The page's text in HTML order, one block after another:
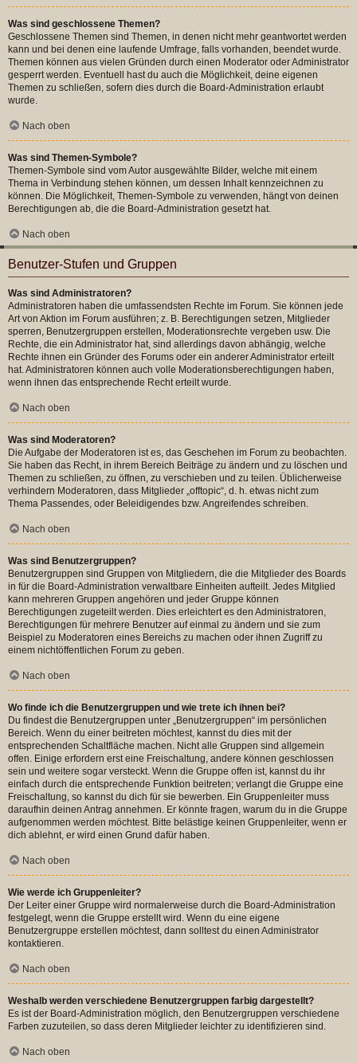
Was sind geschlossene Themen?
Geschlossene Themen sind Themen, in denen nicht mehr geantwortet werden
kann und bei denen eine laufende Umfrage, falls vorhanden, beendet wurde.
Themen können aus vielen Gründen durch einen Moderator oder Administrator
gesperrt werden. Eventuell hast du auch die Möglichkeit, deine eigenen
Themen zu schließen, sofern dies durch die Board-Administration erlaubt
wurde.
Nach oben
Was sind Themen-Symbole?
Themen-Symbole sind vom Autor ausgewählte Bilder, welche mit einem
Thema in Verbindung stehen können, um dessen Inhalt kennzeichnen zu
können. Die Möglichkeit, Themen-Symbole zu verwenden, hängt von deinen
Berechtigungen ab, die die Board-Administration gesetzt hat.
Nach oben
Benutzer-Stufen und Gruppen
Was sind Administratoren?
Administratoren haben die umfassendsten Rechte im Forum. Sie können jede
Art von Aktion im Forum ausführen; z. B. Berechtigungen setzen, Mitglieder
sperren, Benutzergruppen erstellen, Moderationsrechte vergeben usw. Die
Rechte, die ein Administrator hat, sind allerdings davon abhängig, welche
Rechte ihnen ein Gründer des Forums oder ein anderer Administrator erteilt
hat. Administratoren können auch volle Moderationsberechtigungen haben,
wenn ihnen das entsprechende Recht erteilt wurde.
Nach oben
Was sind Moderatoren?
Die Aufgabe der Moderatoren ist es, das Geschehen im Forum zu beobachten.
Sie haben das Recht, in ihrem Bereich Beiträge zu ändern und zu löschen und
Themen zu schließen, zu öffnen, zu verschieben und zu teilen. Üblicherweise
verhindern Moderatoren, dass Mitglieder „offtopic“, d. h. etwas nicht zum
Thema Passendes, oder Beleidigendes bzw. Angreifendes schreiben.
Nach oben
Was sind Benutzergruppen?
Benutzergruppen sind Gruppen von Mitgliedern, die die Mitglieder des Boards
in für die Board-Administration verwaltbare Einheiten aufteilt. Jedes Mitglied
kann mehreren Gruppen angehören und jeder Gruppe können
Berechtigungen zugeteilt werden. Dies erleichtert es den Administratoren,
Berechtigungen für mehrere Benutzer auf einmal zu ändern und sie zum
Beispiel zu Moderatoren eines Bereichs zu machen oder ihnen Zugriff zu
einem nichtöffentlichen Forum zu geben.
Nach oben
Wo finde ich die Benutzergruppen und wie trete ich ihnen bei?
Du findest die Benutzergruppen unter „Benutzergruppen“ im persönlichen
Bereich. Wenn du einer beitreten möchtest, kannst du dies mit der
entsprechenden Schaltfläche machen. Nicht alle Gruppen sind allgemein
offen. Einige erfordern erst eine Freischaltung, andere können geschlossen
sein und weitere sogar versteckt. Wenn die Gruppe offen ist, kannst du ihr
einfach durch die entsprechende Funktion beitreten; verlangt die Gruppe eine
Freischaltung, so kannst du dich für sie bewerben. Ein Gruppenleiter muss
daraufhin deinen Antrag annehmen. Er könnte fragen, warum du in die Gruppe
aufgenommen werden möchtest. Bitte belästige keinen Gruppenleiter, wenn er
dich ablehnt, er wird einen Grund dafür haben.
Nach oben
Wie werde ich Gruppenleiter?
Der Leiter einer Gruppe wird normalerweise durch die Board-Administration
festgelegt, wenn die Gruppe erstellt wird. Wenn du eine eigene
Benutzergruppe erstellen möchtest, dann solltest du einen Administrator
kontaktieren.
Nach oben
Weshalb werden verschiedene Benutzergruppen farbig dargestellt?
Es ist der Board-Administration möglich, den Benutzergruppen verschiedene
Farben zuzuteilen, so dass deren Mitglieder leichter zu identifizieren sind.
Nach oben